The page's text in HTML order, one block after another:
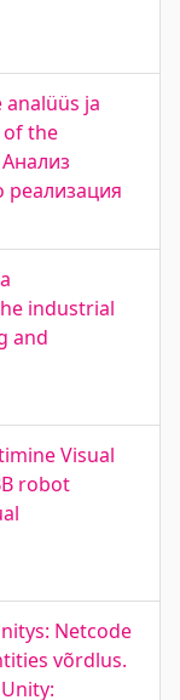
ja
of the
реализация
industrial
and
Visual
robot
Netcode
võrdlus.